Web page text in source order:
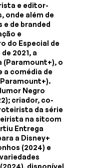
e editor-
onde além de
de branded
e
do Especial de
2021, a
(Paramount+), o
a comédia de
Negro
criador, co-
da série
na sitcom
Entrega
a Disney+
(2024) e
disponível